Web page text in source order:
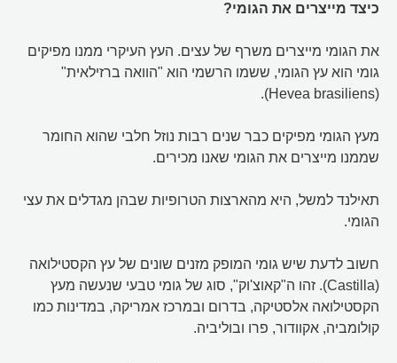
כיצד מייצרים את הגומי?
את הגומי מייצרים משרף של עצים. העץ העיקרי ממנו מפיקים
גומי הוא עץ הגומי, ששמו הרשמי הוא "הוואה ברזילאית"
(Hevea brasiliens).
מעץ הגומי מפיקים כבר שנים רבות נוזל חלבי שהוא החומר
שממנו מייצרים את הגומי שאנו מכירים.
תאילנד למשל, היא מהארצות הטרופיות שבהן מגדלים את עצי
הגומי.
חשוב לדעת שיש גומי המופק מזנים שונים של עץ הקסטילואה
(Castilla). זהו ה"קאוצ'וק", סוג של גומי טבעי שנעשה מעץ
הקסטילואה אלסטיקה, בדרום ובמרכז אמריקה, במדינות כמו
קולומביה, אקוודור, פרו ובוליביה.